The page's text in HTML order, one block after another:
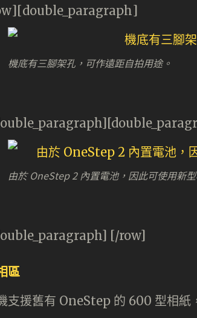
機底有三腳架孔，可作遠距自拍用途。
由於 OneStep 2 內置電池，因此可使用新
[/row]
區
支援舊有 OneStep 的 600 型相